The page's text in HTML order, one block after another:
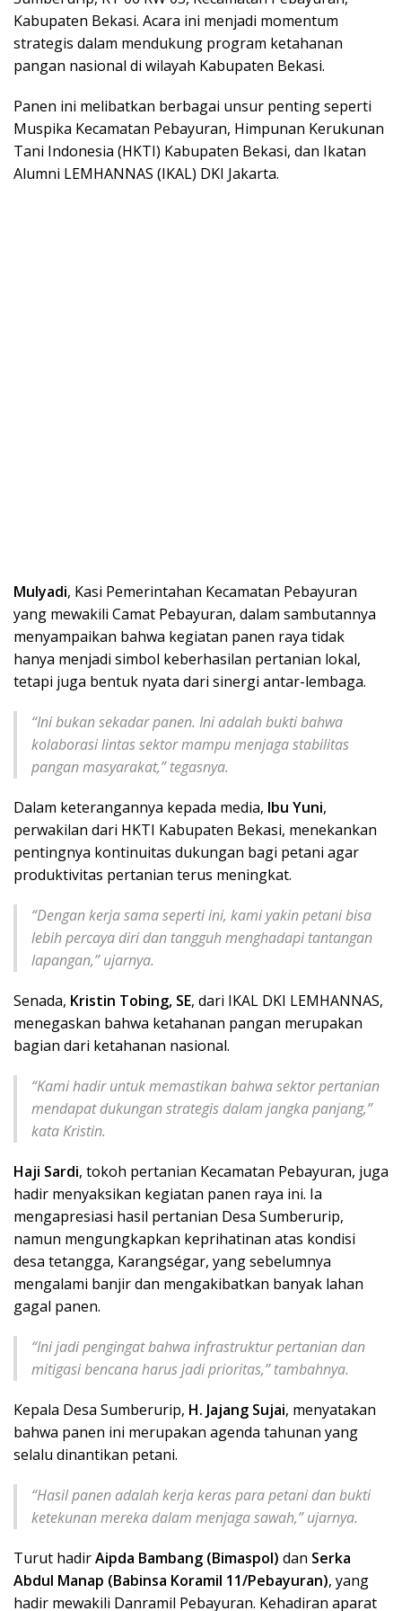
Kabupaten Bekasi. Acara ini menjadi momentum
strategis dalam mendukung program ketahanan
pangan nasional di wilayah Kabupaten Bekasi.
Panen ini melibatkan berbagai unsur penting seperti
Muspika Kecamatan Pebayuran, Himpunan Kerukunan
Tani Indonesia (HKTI) Kabupaten Bekasi, dan Ikatan
Alumni LEMHANNAS (IKAL) DKI Jakarta.
Mulyadi, Kasi Pemerintahan Kecamatan Pebayuran
yang mewakili Camat Pebayuran, dalam sambutannya
menyampaikan bahwa kegiatan panen raya tidak
hanya menjadi simbol keberhasilan pertanian lokal,
tetapi juga bentuk nyata dari sinergi antar-lembaga.
“Ini bukan sekadar panen. Ini adalah bukti bahwa
kolaborasi lintas sektor mampu menjaga stabilitas
pangan masyarakat,” tegasnya.
Dalam keterangannya kepada media, Ibu Yuni,
perwakilan dari HKTI Kabupaten Bekasi, menekankan
pentingnya kontinuitas dukungan bagi petani agar
produktivitas pertanian terus meningkat.
“Dengan kerja sama seperti ini, kami yakin petani bisa
lebih percaya diri dan tangguh menghadapi tantangan
lapangan,” ujarnya.
Senada, Kristin Tobing, SE, dari IKAL DKI LEMHANNAS,
menegaskan bahwa ketahanan pangan merupakan
bagian dari ketahanan nasional.
“Kami hadir untuk memastikan bahwa sektor pertanian
mendapat dukungan strategis dalam jangka panjang,”
kata Kristin.
Haji Sardi, tokoh pertanian Kecamatan Pebayuran, juga
hadir menyaksikan kegiatan panen raya ini. Ia
mengapresiasi hasil pertanian Desa Sumberurip,
namun mengungkapkan keprihatinan atas kondisi
desa tetangga, Karangségar, yang sebelumnya
mengalami banjir dan mengakibatkan banyak lahan
gagal panen.
“Ini jadi pengingat bahwa infrastruktur pertanian dan
mitigasi bencana harus jadi prioritas,” tambahnya.
Kepala Desa Sumberurip, H. Jajang Sujai, menyatakan
bahwa panen ini merupakan agenda tahunan yang
selalu dinantikan petani.
“Hasil panen adalah kerja keras para petani dan bukti
ketekunan mereka dalam menjaga sawah,” ujarnya.
Turut hadirAipda Bambang (Bimaspol) dan Serka
Abdul Manap (Babinsa Koramil 11/Pebayuran), yang
hadir mewakili Danramil Pebayuran. Kehadiran aparat